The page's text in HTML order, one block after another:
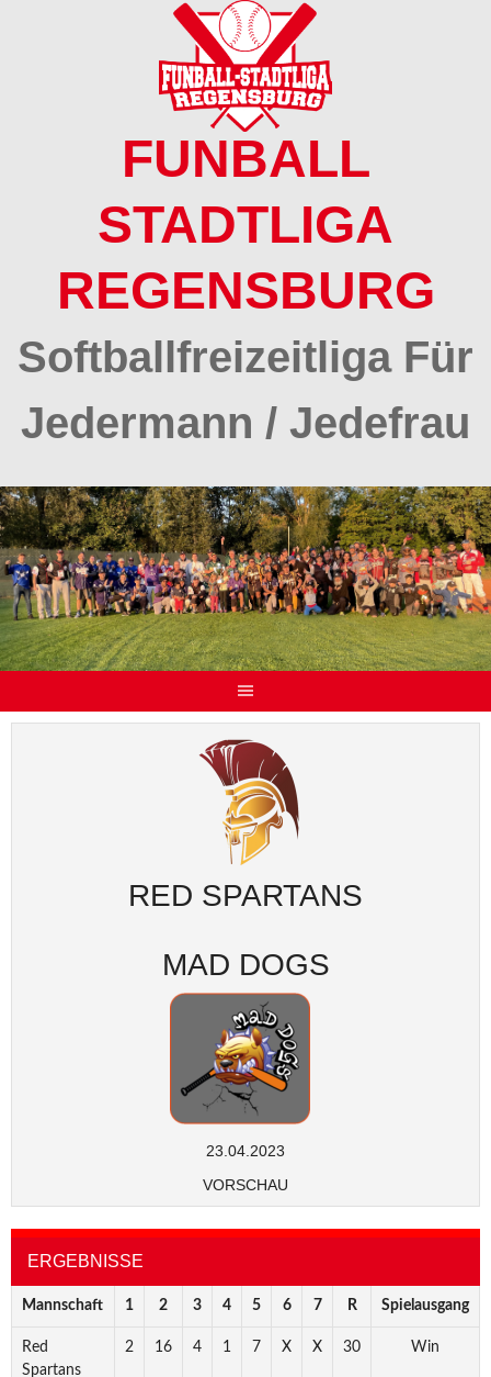
FUNBALL
STADTLIGA
REGENSBURG
Softballfreizeitliga Für
Jedermann / Jedefrau
RED SPARTANS
MAD DOGS
23.04.2023
VORSCHAU
ERGEBNISSE
Mannschaft 1 2 3 4 5 6 7 R Spielausgang
Red
Spartans
2 16 4 1 7 X X 30 Win